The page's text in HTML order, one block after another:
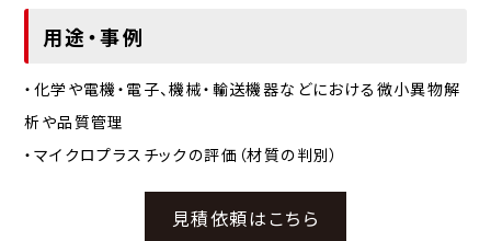
用途・事例
・化学や電機・電子、機械・輸送機器などにおける微小異物解
析や品質管理
・マイクロプラスチックの評価（材質の判別）
見積依頼はこちら